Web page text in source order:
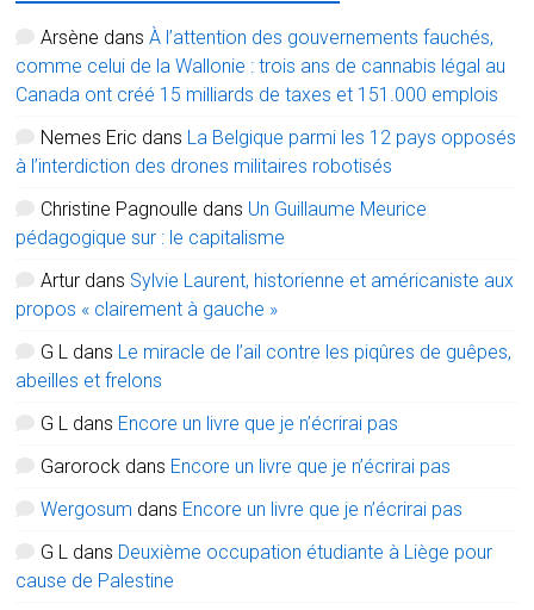
Arsène dansÀ l’attention des gouvernements fauchés,
comme celui de la Wallonie : trois ans de cannabis légal au
Canada ont créé 15 milliards de taxes et 151.000 emplois
Nemes Eric dans La Belgique parmi les 12 pays opposés
à l’interdiction des drones militaires robotisés
Christine Pagnoulle dans Un Guillaume Meurice
pédagogique sur : le capitalisme
Artur dans Sylvie Laurent, historienne et américaniste aux
propos « clairement à gauche »
G L dans Le miracle de l’ail contre les piqûres de guêpes,
abeilles et frelons
G L dans Encore un livre que je n’écrirai pas
Garorock dans Encore un livre que je n’écrirai pas
Wergosum dans Encore un livre que je n’écrirai pas
G L dans Deuxième occupation étudiante à Liège pour
cause de Palestine